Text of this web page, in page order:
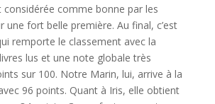
comme bonne par les
une fort belle première. Au final, c’est
remporte le classement avec la
lus et une note globale très
sur 100. Notre Marin, lui, arrive à la
96 points. Quant à Iris, elle obtient